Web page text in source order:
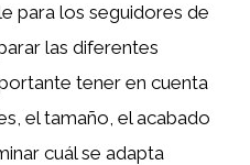
para los seguidores de
las diferentes
tener en cuenta
el tamaño, el acabado
cuál se adapta